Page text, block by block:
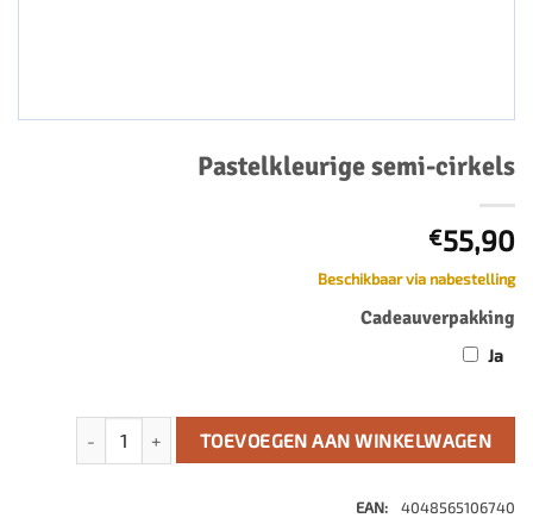
Pastelkleurige semi-cirkels
€55,90
Beschikbaar via nabestelling
Cadeauverpakking
Ja
Pastelkleurige semi-cirkels aantal
TOEVOEGEN AAN WINKELWAGEN
EAN:
4048565106740